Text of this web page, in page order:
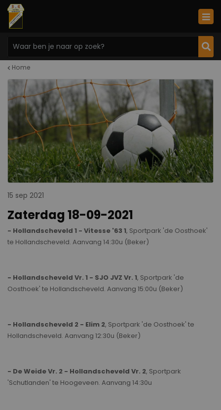
Home
15 sep 2021
Zaterdag 18-09-2021
- Hollandscheveld 1 - Vitesse '63 1, Sportpark 'de Oosthoek'
te Hollandscheveld. Aanvang 14:30u (Beker)
- Hollandscheveld Vr. 1 - SJO JVZ Vr. 1, Sportpark 'de
Oosthoek' te Hollandscheveld. Aanvang 15:00u (Beker)
- Hollandscheveld 2 - Elim 2, Sportpark 'de Oosthoek' te
Hollandscheveld. Aanvang 12:30u (Beker)
- De Weide Vr. 2 - Hollandscheveld Vr. 2, Sportpark
'Schutlanden' te Hoogeveen. Aanvang 14:30u